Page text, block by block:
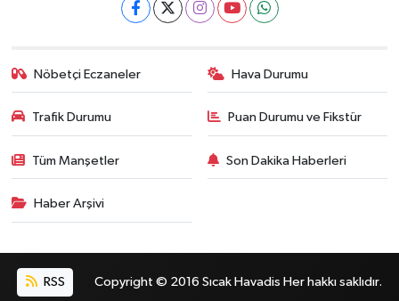
Nöbetçi Eczaneler Hava Durumu
Trafik Durumu Puan Durumu ve Fikstür
Tüm Manşetler Son Dakika Haberleri
Haber Arşivi
RSS Copyright © 2016 Sıcak Havadis Her hakkı saklıdır.